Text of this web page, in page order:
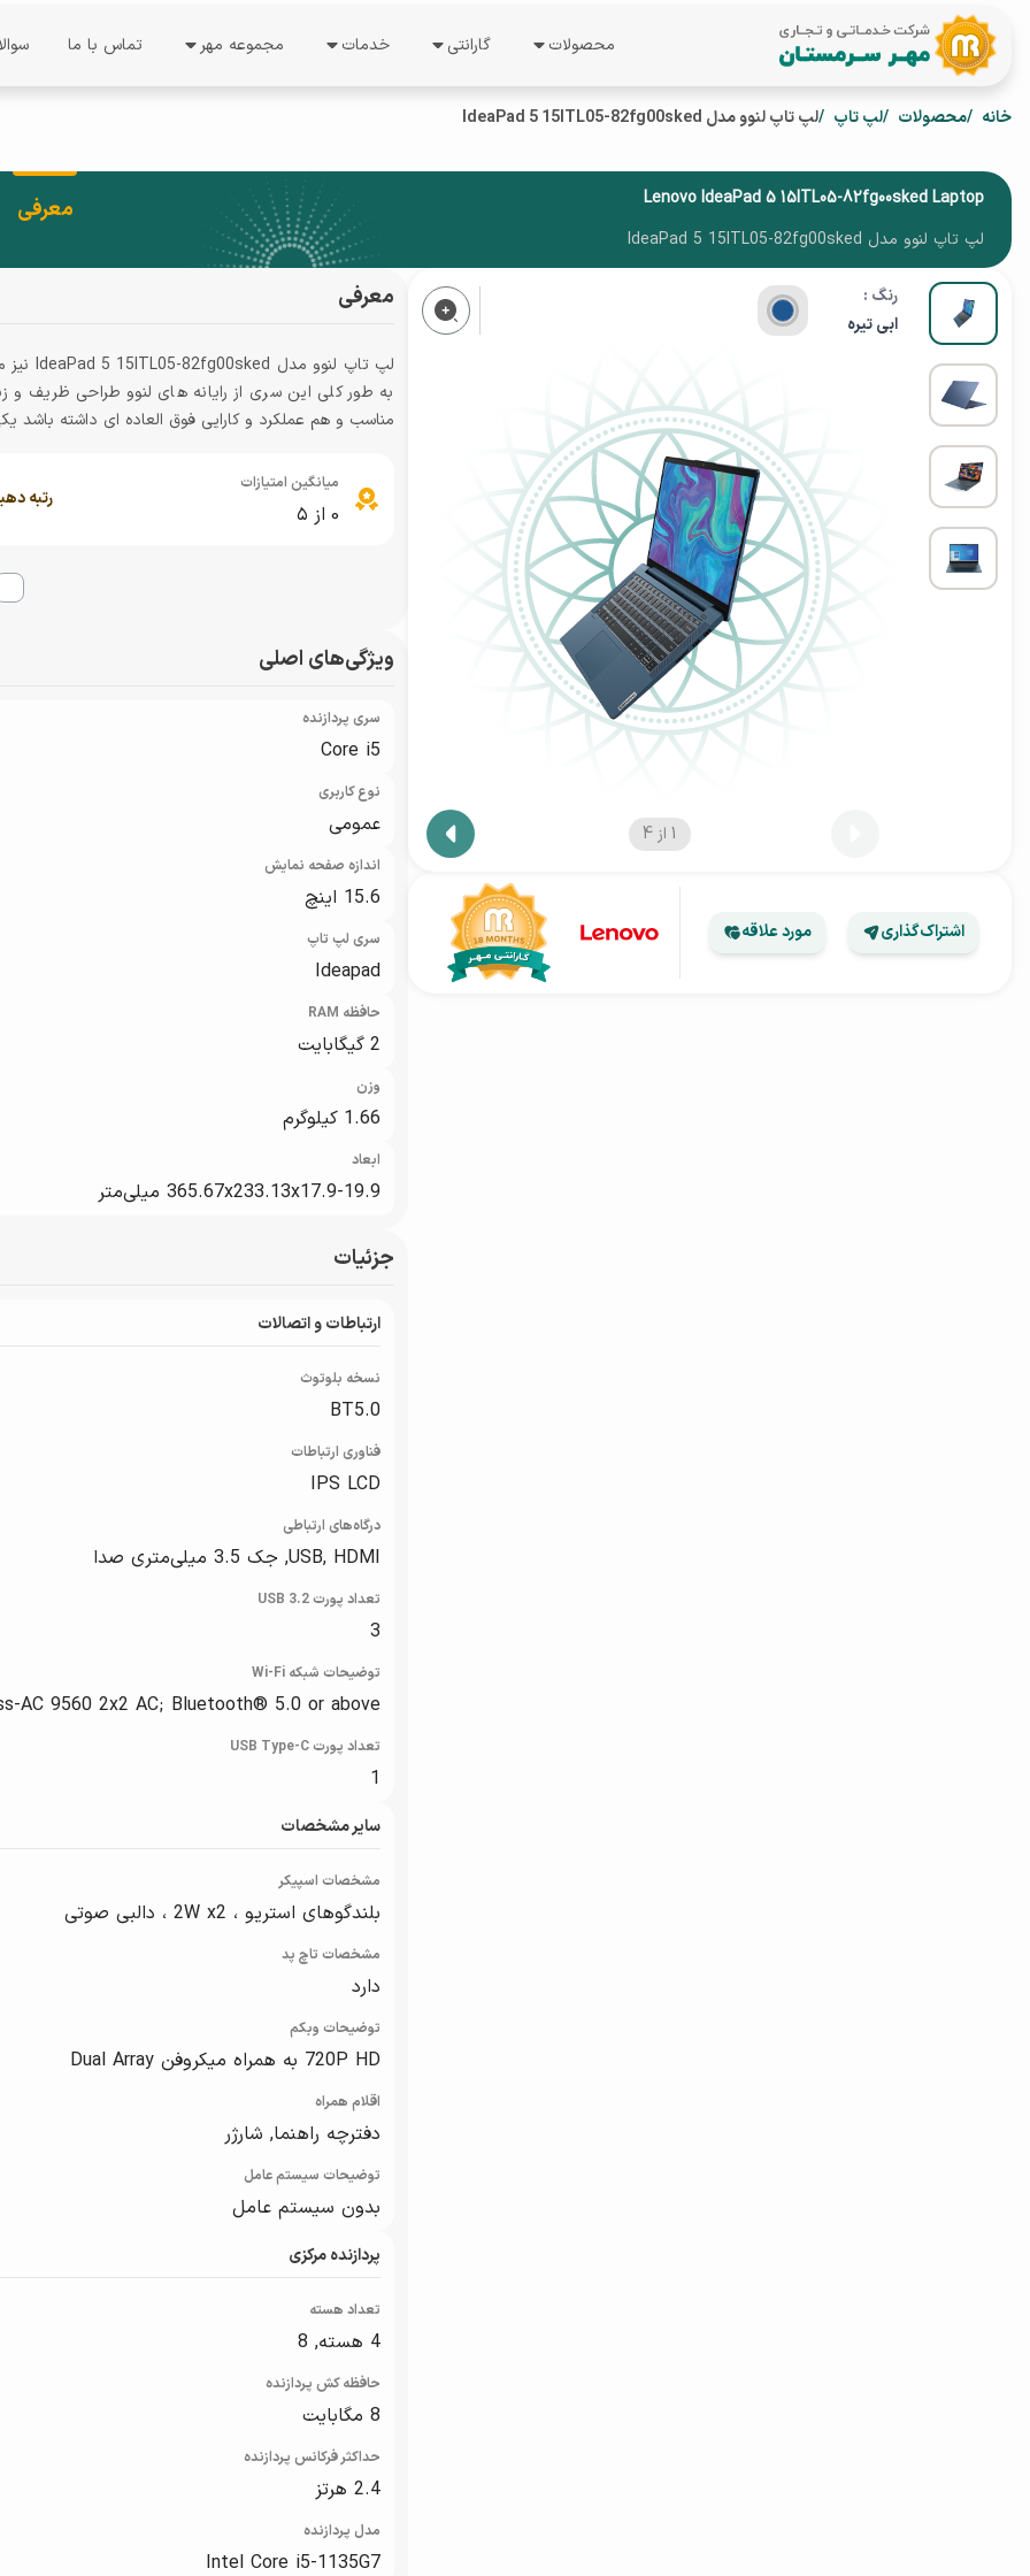
محصولات
گارانتی
شرایط گارانتی
نمایندگان گارانتی مهر
خدمات
فرصت های شغلی
راهنمای فعالسازی گوشی
مجموعه مهر
دستاورد ها
درباره مدیریت
تماس با ما
خانه محصولات لپ تاپ لپ تاپ لنوو مدل IdeaPad 5 15ITL05-82fg00sked
Lenovo IdeaPad 5 15ITL05-82fg00sked Laptop
لپ تاپ لنوو مدل IdeaPad 5 15ITL05-82fg00sked
معرفی
رنگ :
ابی تیره
1از 4
اشتراک‌گذاری مورد علاقه
معرفی
به طور کلی این سری از رایانه های لنوو طراحی ظریف و
مناسب و هم عملکرد و کارایی فوق العاده ای داشته باشد
میانگین امتیازات
0از ۵
رتبه
ویژگی‌های اصلی
سری پردازنده
Core i5
نوع کاربری
عمومی
اندازه صفحه نمایش
15.6 اینچ
سری لپ تاپ
Ideapad
حافظه RAM
2 گیگابایت
وزن
1.66 کیلوگرم
ابعاد
365.67x233.13x17.9-19.9 میلی‌متر
جزئیات
ارتباطات و اتصالات
نسخه بلوتوث
BT5.0
فناوری ارتباطات
IPS LCD
درگاه‌های ارتباطی
USB, HDMI, جک 3.5 میلی‌متری صدا
تعداد پورت USB 3.2
3
توضیحات شبکه Wi-Fi
AC 9560 2x2 AC; Bluetooth® 5.0 or above
تعداد پورت USB Type-C
1
سایر مشخصات
مشخصات اسپیکر
بلندگوهای استریو ، 2W x2 ، دالبی صوتی
مشخصات تاچ پد
دارد
توضیحات وبکم
720P HD به همراه میکروفن Dual Array
اقلام همراه
دفترچه راهنما, شارژر
توضیحات سیستم عامل
بدون سیستم عامل
پردازنده مرکزی
تعداد هسته
4 هسته, 8
حافظه کش پردازنده
8 مگابایت
حداکثر فرکانس پردازنده
2.4 هرتز
مدل پردازنده
Intel Core i5-1135G7